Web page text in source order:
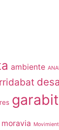
ambiente ANAI
moravia